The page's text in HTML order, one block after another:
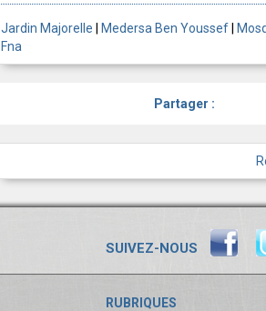
Jardin Majorelle Medersa Ben Youssef
Fna
Partager :
SUIVEZ-NOUS
RUBRIQUES